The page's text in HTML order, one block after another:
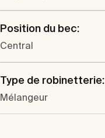
Position du bec:
Central
Type de robinetterie:
Mélangeur